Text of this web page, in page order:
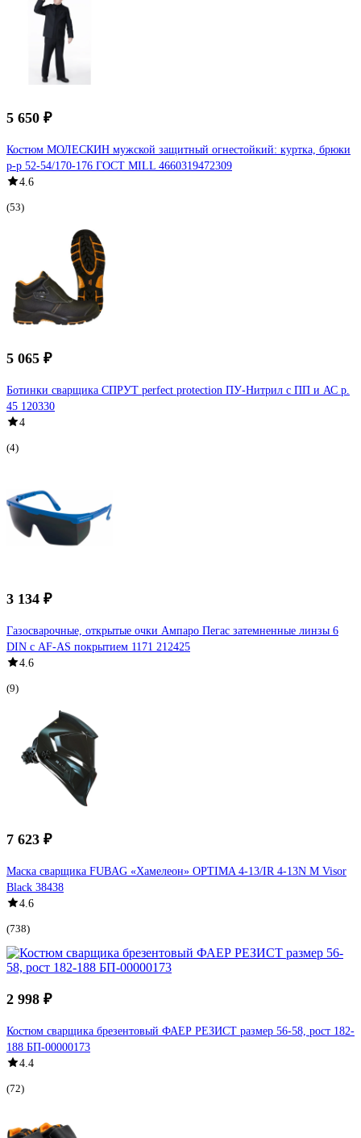
5 650 ₽
Костюм МОЛЕСКИН мужской защитный огнестойкий: куртка, брюки
р-р 52-54/170-176 ГОСТ MILL 4660319472309
4.6
(53)
5 065 ₽
Ботинки сварщика СПРУТ perfect protection ПУ-Нитрил с ПП и АС р.
45 120330
4
(4)
3 134 ₽
Газосварочные, открытые очки Ампаро Пегас затемненные линзы 6
DIN с AF-AS покрытием 1171 212425
4.6
(9)
7 623 ₽
Маска сварщика FUBAG «Хамелеон» OPTIMA 4-13/IR 4-13N M Visor
Black 38438
4.6
(738)
2 998 ₽
Костюм сварщика брезентовый ФАЕР РЕЗИСТ размер 56-58, рост 182-
188 БП-00000173
4.4
(72)